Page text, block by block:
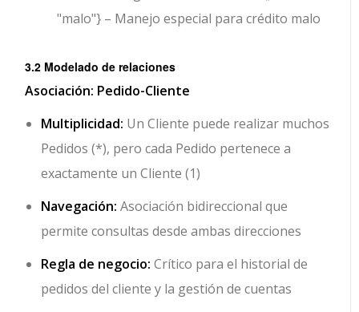
"malo"} – Manejo especial para crédito malo
3.2 Modelado de relaciones
Asociación: Pedido-Cliente
Multiplicidad: Un Cliente puede realizar muchos
Pedidos (*), pero cada Pedido pertenece a
exactamente un Cliente (1)
Navegación: Asociación bidireccional que
permite consultas desde ambas direcciones
Regla de negocio: Crítico para el historial de
pedidos del cliente y la gestión de cuentas